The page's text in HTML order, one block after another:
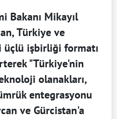
Bakanı Mikayıl
Türkiye ve
üçlü işbirliği formatı
"Türkiye'nin
olanakları,
entegrasyonu
ve Gürcistan'a